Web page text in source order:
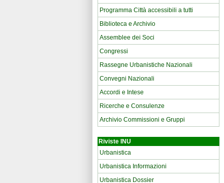
Programma Città accessibili a tutti
Biblioteca e Archivio
Assemblee dei Soci
Congressi
Rassegne Urbanistiche Nazionali
Convegni Nazionali
Accordi e Intese
Ricerche e Consulenze
Archivio Commissioni e Gruppi
Riviste INU
Urbanistica
Urbanistica Informazioni
Urbanistica Dossier